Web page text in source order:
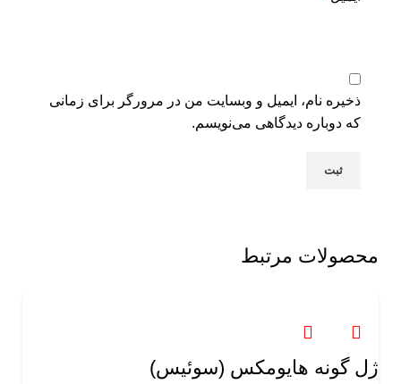
ذخیره نام، ایمیل و وبسایت من در مرورگر برای زمانی
که دوباره دیدگاهی می‌نویسم.
محصولات مرتبط
ژل گونه هایومکس (سوئیس)